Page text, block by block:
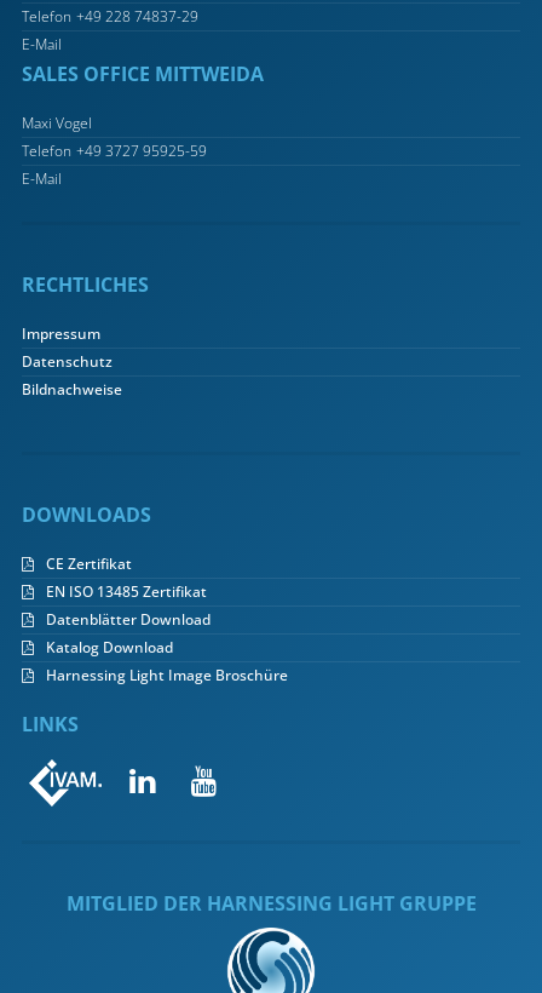
Telefon +49 228 74837-29
E-Mail
SALES OFFICE MITTWEIDA
Maxi Vogel
Telefon +49 3727 95925-59
E-Mail
RECHTLICHES
Impressum
Datenschutz
Bildnachweise
DOWNLOADS
CE Zertifikat
EN ISO 13485 Zertifikat
Datenblätter Download
Katalog Download
Harnessing Light Image Broschüre
LINKS
 
MITGLIED DER HARNESSING LIGHT GRUPPE